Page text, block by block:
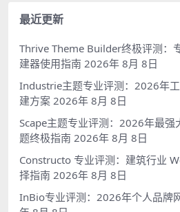
最近更新
Thrive Theme Builder终极评测：
建器使用指南 2026年 8月 8日
Industrie主题专业评测：2026年
建方案 2026年 8月 8日
Scape主题专业评测：2026年最强
题终极指南 2026年 8月 8日
Constructo 专业评测：建筑行业
择指南 2026年 8月 8日
InBio专业评测：2026年个人品牌